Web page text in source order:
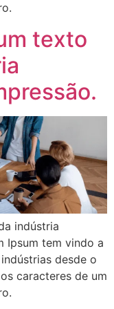
texto
indústria
Ipsum tem vindo a
desde o
caracteres de um